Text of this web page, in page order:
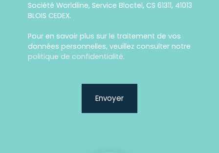
Société Worldline, Service Bloctel, CS 61311, 41013
BLOIS CEDEX.
Pour en savoir plus sur le traitement de vos
données personnelles, veuillez consulter notre
politique de confidentialité.
Envoyer